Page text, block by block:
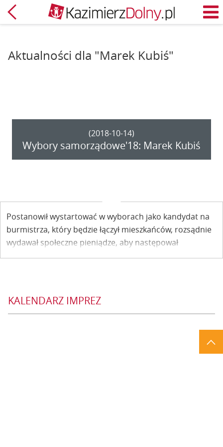
Powrót
Aktualności dla "Marek Kubiś"
(2018-10-14)
Wybory samorządowe'18: Marek Kubiś
Postanowił wystartować w wyborach jako kandydat na
burmistrza, który będzie łączył mieszkańców, rozsądnie
wydawał społeczne pieniądze, aby następował
wszechstronny rozwój naszego miasta i gminy. Mówi o
Kazimierza Dolnego.
KALENDARZ IMPREZ